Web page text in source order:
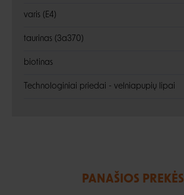
varis (E4)
taurinas (3a370)
biotinas
Technologiniai priedai - velniapupių lipai
PANAŠIOS PREKĖS